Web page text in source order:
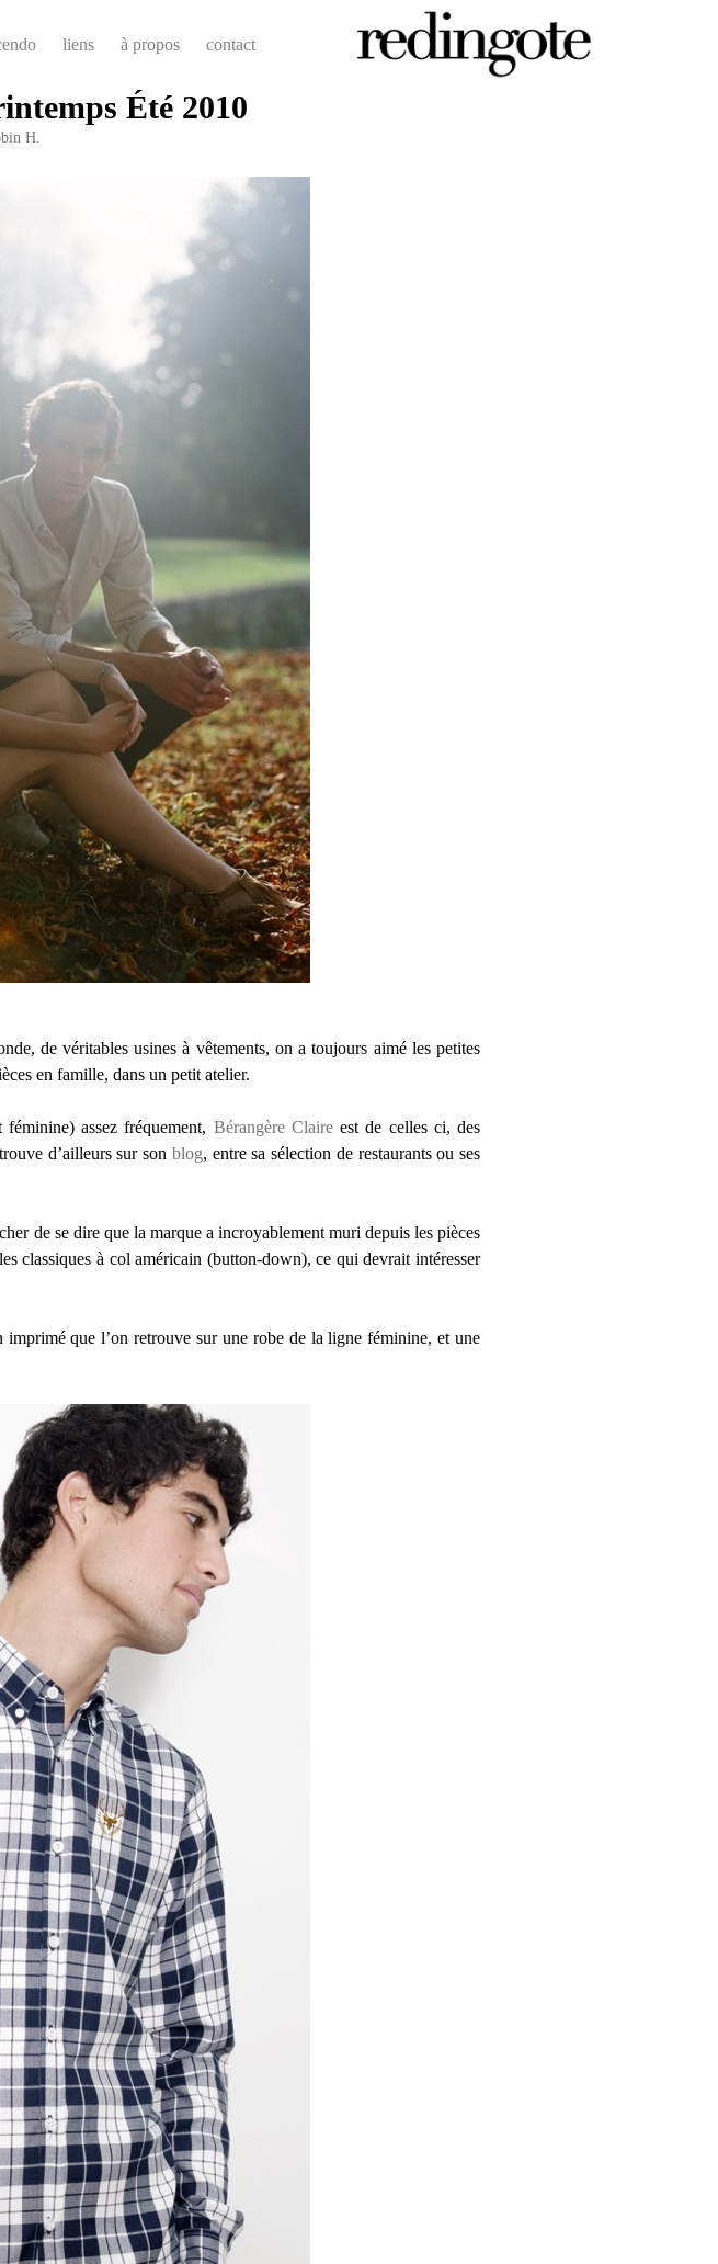
liens à propos contact
Été 2010
H.
de véritables usines à vêtements, on a toujours aimé les petites
en famille, dans un petit atelier.
assez fréquement, Bérangère Claireest de celles ci, des
d’ailleurs sur son blog, entre sa sélection de restaurants ou ses
de se dire que la marque a incroyablement muri depuis les pièces
classiques à col américain (button-down), ce qui devrait intéresser
que l’on retrouve sur une robe de la ligne féminine, et une